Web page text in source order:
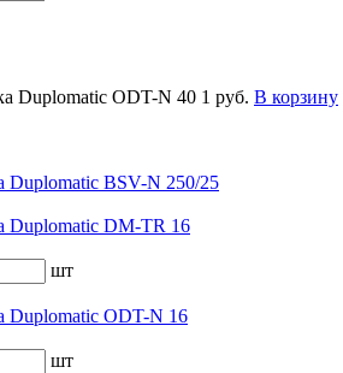
Duplomatic ODT-N 40 1 руб. В корзину
Duplomatic BSV-N 250/25
Duplomatic DM-TR 16
шт
Duplomatic ODT-N 16
шт